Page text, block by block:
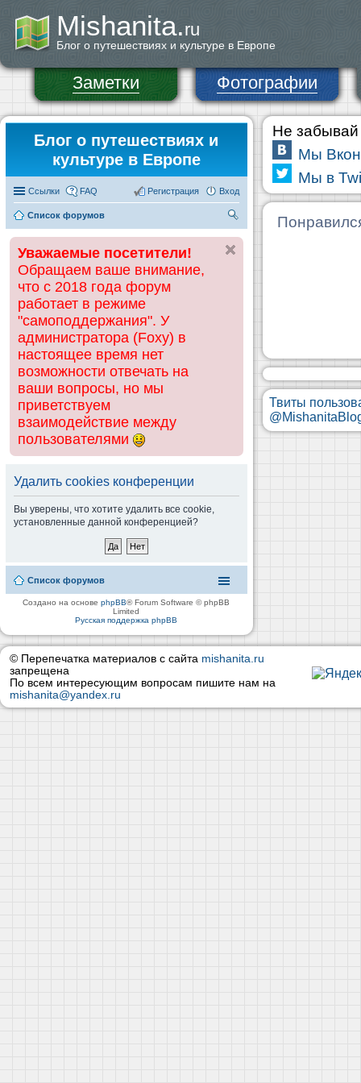
Mishanita.ru
Блог о путешествиях и культуре в Европе
Заметки Фотографии
Блог о путешествиях и
культуре в Европе
Ссылки FAQ Вход
Регистрация
Список форумов
ск
Уважаемые посетители!
Обращаем ваше внимание,
что с 2018 года форум
работает в режиме
"самоподдержания". У
администратора (Foxy) в
настоящее время нет
возможности отвечать на
ваши вопросы, но мы
приветствуем
взаимодействие между
пользователями
Удалить cookies конференции
Вы уверены, что хотите удалить все cookie,
установленные данной конференцией?
Список форумов
Создано на основеphpBB® Forum Software © phpBB
Limited
Русская поддержка phpBB
Не забывай
Мы
Мы в
Твиты
© Перепечатка материалов с сайта mishanita.ru
запрещена
По всем интересующим вопросам пишите нам на
mishanita@yandex.ru